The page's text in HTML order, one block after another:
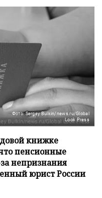
Фото: Sergey Bulkin/news.ru/Global
Look Press
книжке
пенсионные
непризнания
юрист России